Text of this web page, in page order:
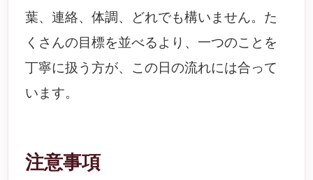
葉、連絡、体調、どれでも構いません。た
くさんの目標を並べるより、一つのことを
丁寧に扱う方が、この日の流れには合って
います。
注意事項